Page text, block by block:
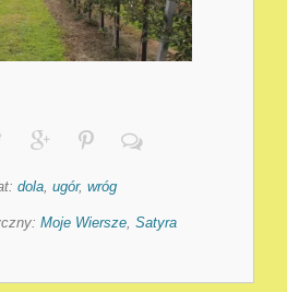
dola, ugór, wróg
Moje Wiersze, Satyra